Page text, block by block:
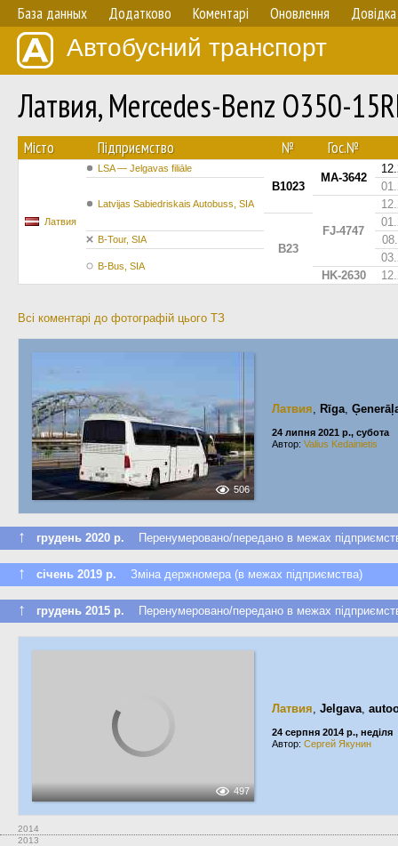
База данных Додатково Коментарі Оновлення Довідка
Автобусний транспорт
Латвия, Mercedes-Benz O350-
Мiсто Підприємство № Гос.№
Латвия
LSA — Jelgavas filiāle
B1023
MA-3642
Latvijas Sabiedriskais Autobuss, SIA
FJ-4747
B23
B-Tour, SIA
B-Bus, SIA
HK-2630
Всі коментарі до фотографій цього ТЗ
506
Латвия, Rīga,
24 липня 2021 р., субота
Автор: Valius Kedainietis
↑ грудень 2020 р. Перенумеровано/передано в межах
↑ січень 2019 р. Зміна держномера (в межах підприємства)
↑ грудень 2015 р. Перенумеровано/передано в межах
497
Латвия, Jelgava,
24 серпня 2014 р., неділя
Автор: Сергей Якунин
2014
2013